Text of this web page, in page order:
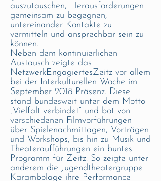
auszutauschen, Herausforderungen
gemeinsam zu begegnen,
untereinander Kontakte zu
vermitteln und ansprechbar sein zu
können.
Neben dem kontinuierlichen
Austausch zeigte das
NetzwerkEngagiertesZeitz vor allem
bei der Interkulturellen Woche im
September 2018 Präsenz. Diese
stand bundesweit unter dem Motto
„Vielfalt verbindet“ und bot von
verschiedenen Filmvorführungen
über Spielenachmittagen, Vorträgen
und Workshops, bis hin zu Musik und
Theateraufführungen ein buntes
Programm für Zeitz. So zeigte unter
anderem die Jugendtheatergruppe
Karambolage ihre Performance